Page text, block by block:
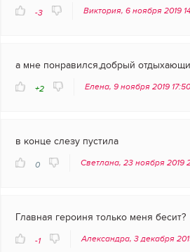
-3 Виктория, 6 ноября 2019
а мне понравился,добрый
+2 Елена, 9 ноября 2019 17:50
в конце слезу пустила
0 Светлана, 23 ноября 2019
Главная героиня только меня бесит?
-1 Александра, 3 декабря